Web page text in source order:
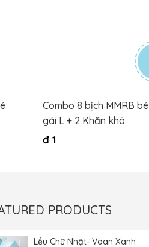
Combo 8 bịch MMRB bé
gái L + 2 Khăn khô
đ 1
PRODUCTS
Lều Chữ Nhật- Voan Xanh